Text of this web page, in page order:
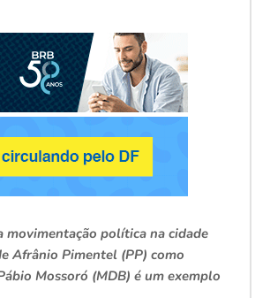
movimentação política na cidade
Afrânio Pimentel (PP) como
Mossoró (MDB) é um exemplo